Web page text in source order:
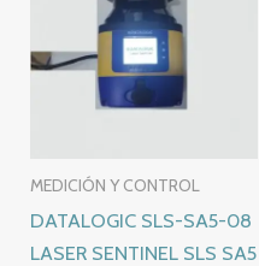
MEDICIÓN Y CONTROL
DATALOGIC SLS-SA5-08
LASER SENTINEL SLS SA5